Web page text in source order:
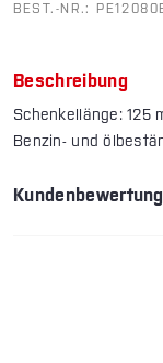
BEST.-NR.:
Beschreibung
Schenkellänge: 125
Benzin- und